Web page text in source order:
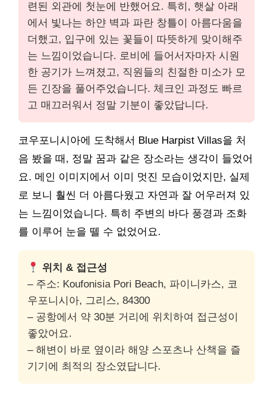
련된 외관에 첫눈에 반했어요. 특히, 햇살 아래
에서 빛나는 하얀 벽과 파란 창틀이 아름다움을
더했고, 입구에 있는 꽃들이 따뜻하게 맞이해주
는 느낌이었습니다. 로비에 들어서자마자 시원
한 공기가 느껴졌고, 직원들의 친절한 미소가 모
든 긴장을 풀어주었습니다. 체크인 과정도 빠르
고 매끄러워서 정말 기분이 좋았답니다.
코우포니시아에 도착해서 Blue Harpist Villas을 처
음 봤을 때, 정말 꿈과 같은 장소라는 생각이 들었어
요. 메인 이미지에서 이미 멋진 모습이었지만, 실제
로 보니 훨씬 더 아름다웠고 자연과 잘 어우러져 있
는 느낌이었습니다. 특히 주변의 바다 풍경과 조화
를 이루어 눈을 뗄 수 없었어요.
위치 & 접근성
– 주소: Koufonisia Pori Beach, 파이니카스, 코
우포니시아, 그리스, 84300
– 공항에서 약 30분 거리에 위치하여 접근성이
좋았어요.
– 해변이 바로 옆이라 해양 스포츠나 산책을 즐
기기에 최적의 장소였답니다.